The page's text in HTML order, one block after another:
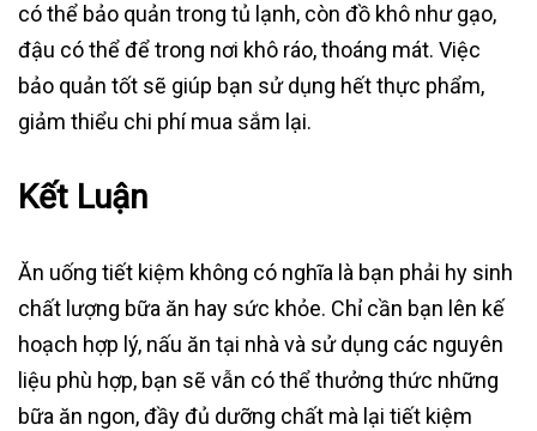
có thể bảo quản trong tủ lạnh, còn đồ khô như gạo,
đậu có thể để trong nơi khô ráo, thoáng mát. Việc
bảo quản tốt sẽ giúp bạn sử dụng hết thực phẩm,
giảm thiểu chi phí mua sắm lại.
Kết Luận
Ăn uống tiết kiệm không có nghĩa là bạn phải hy sinh
chất lượng bữa ăn hay sức khỏe. Chỉ cần bạn lên kế
hoạch hợp lý, nấu ăn tại nhà và sử dụng các nguyên
liệu phù hợp, bạn sẽ vẫn có thể thưởng thức những
bữa ăn ngon, đầy đủ dưỡng chất mà lại tiết kiệm